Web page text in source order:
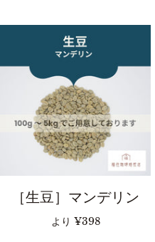
［生豆］マンデリン
より ¥398